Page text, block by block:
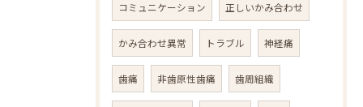
コミュニケーション 正しいかみ合わせ
かみ合わせ異常 トラブル 神経痛
歯痛 非歯原性歯痛 歯周組織